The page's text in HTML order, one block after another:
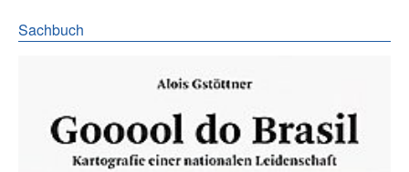
Sachbuch